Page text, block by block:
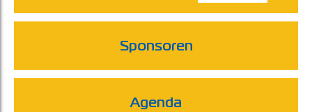
Sponsoren
Agenda